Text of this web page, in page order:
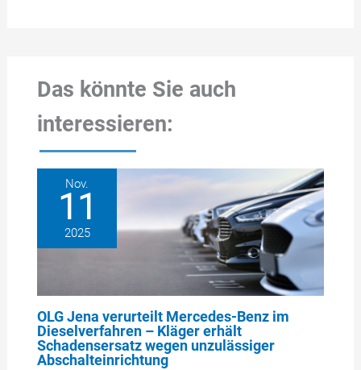
Das könnte Sie auch
interessieren:
Nov.
11
2025
OLG Jena verurteilt Mercedes-Benz im
Dieselverfahren – Kläger erhält
Schadensersatz wegen unzulässiger
Abschalteinrichtung